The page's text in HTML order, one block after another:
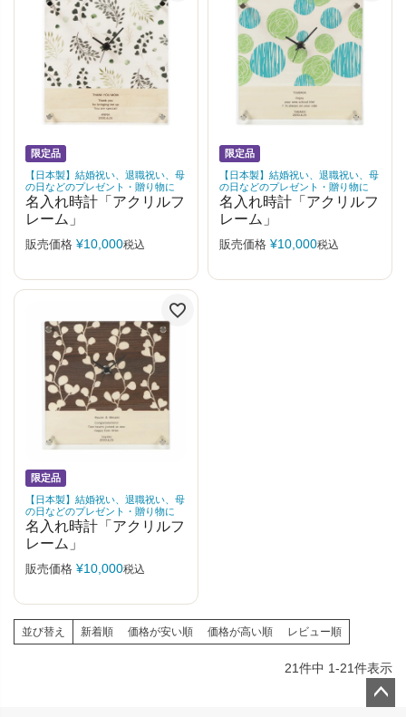
限定品
【日本製】結婚祝い、退職祝い、母
の日などのプレゼント・贈り物に
名入れ時計「アクリルフ
レーム」
販売価格 ¥10,000税込
限定品
【日本製】結婚祝い、退職祝い、母
の日などのプレゼント・贈り物に
名入れ時計「アクリルフ
レーム」
販売価格 ¥10,000税込
限定品
【日本製】結婚祝い、退職祝い、母
の日などのプレゼント・贈り物に
名入れ時計「アクリルフ
レーム」
販売価格 ¥10,000税込
並び替え 新着順 価格が安い順 価格が高い順 レビュー順
21件中 1-21件表示